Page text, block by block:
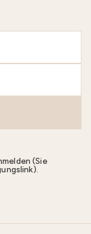
(Sie